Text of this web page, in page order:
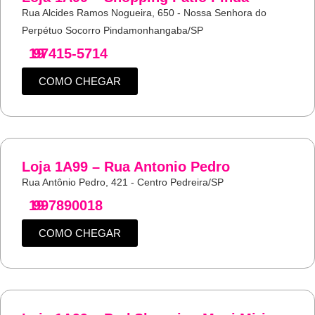
Rua Alcides Ramos Nogueira, 650 - Nossa Senhora do
Perpétuo Socorro Pindamonhangaba/SP
19
97415-5714
COMO CHEGAR
Loja 1A99 – Rua Antonio Pedro
Rua Antônio Pedro, 421 - Centro Pedreira/SP
19
997890018
COMO CHEGAR